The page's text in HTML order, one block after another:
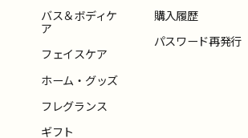
バス＆ボディケ
ア
フェイスケア
ホーム・グッズ
フレグランス
ギフト
購入履歴
パスワード再発行